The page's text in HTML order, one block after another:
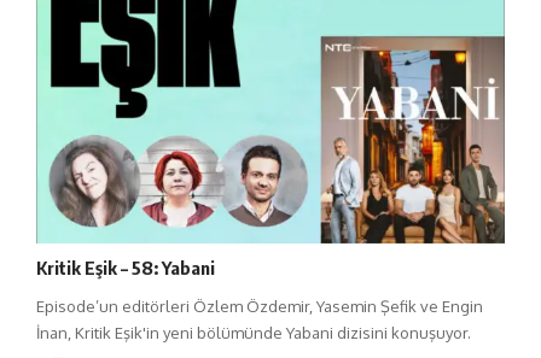
Kritik Eşik – 58: Yabani
Episode’un editörleri Özlem Özdemir, Yasemin Şefik ve Engin
İnan, Kritik Eşik'in yeni bölümünde Yabani dizisini konuşuyor.